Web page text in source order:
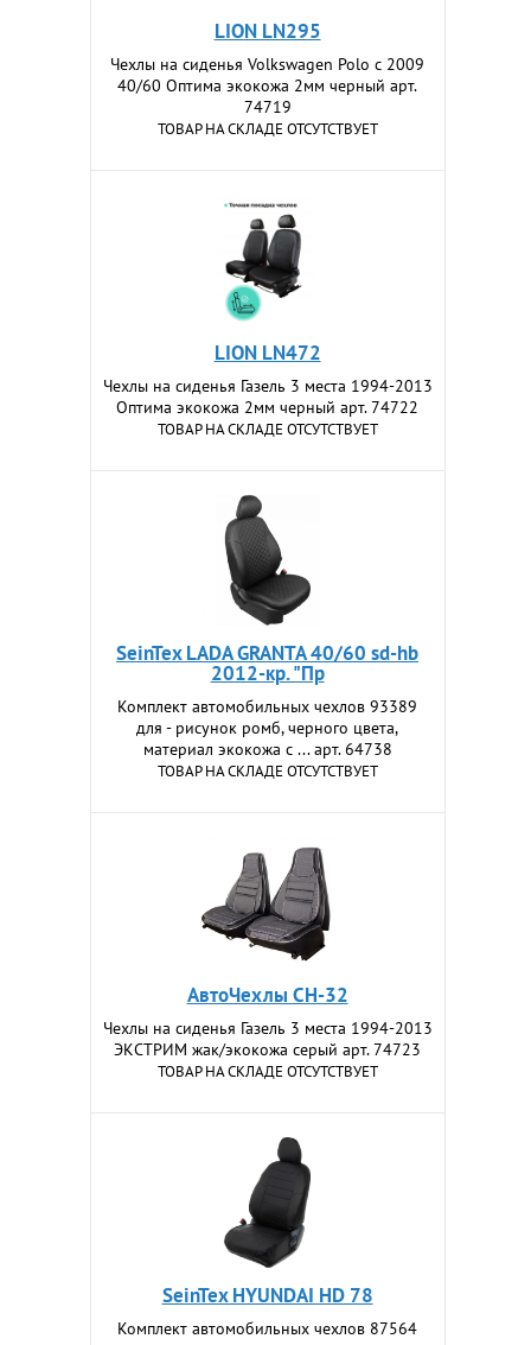
LION LN295
Чехлы на сиденья Volkswagen Polo c 2009
40/60 Оптима экокожа 2мм черный арт.
74719
ТОВАР НА СКЛАДЕ ОТСУТСТВУЕТ
LION LN472
Чехлы на сиденья Газель 3 места 1994-2013
Оптима экокожа 2мм черный арт. 74722
ТОВАР НА СКЛАДЕ ОТСУТСТВУЕТ
SeinTex LADA GRANTA 40/60 sd-hb
2012-кр. "Пр
Комплект автомобильных чехлов 93389
для - рисунок ромб, черного цвета,
материал экокожа с ... арт. 64738
ТОВАР НА СКЛАДЕ ОТСУТСТВУЕТ
АвтоЧехлы CH-32
Чехлы на сиденья Газель 3 места 1994-2013
ЭКСТРИМ жак/экокожа серый арт. 74723
ТОВАР НА СКЛАДЕ ОТСУТСТВУЕТ
SeinTex HYUNDAI HD 78
Комплект автомобильных чехлов 87564